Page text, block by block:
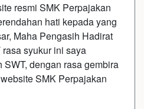
resmi SMK Perpajakan
hati kepada yang
Maha Pengasih Hadirat
syukur ini saya
dengan rasa gembira
SMK Perpajakan